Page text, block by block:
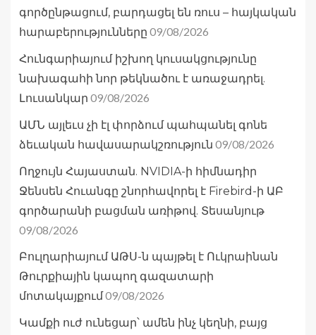
գործընթացում, բարդացել են ռուս – հայկական
հարաբերությունները 09/08/2026
Հունգարիայում իշխող կուսակցությունը
նախագահի նոր թեկնածու է առաջադրել.
Լուսանկար 09/08/2026
ԱՄՆ այլեւս չի էլ փորձում պահպանել գոնե
ձեւական հավասարակշռություն 09/08/2026
Ողջույն Հայաստան. NVIDIA-ի հիմնադիր
Ջենսեն Հուանգը շնորհավորել է Firebird-ի ԱԲ
գործարանի բացման առիթով. Տեսանյութ
09/08/2026
Բուլղարիայում ԱԹՍ-ն պայթել է Ուկրաինան
Թուրքիային կապող գազատարի
մոտակայքում09/08/2026
Կամքի ուժ ունեցար՝ ամեն ինչ կեղնի, բայց